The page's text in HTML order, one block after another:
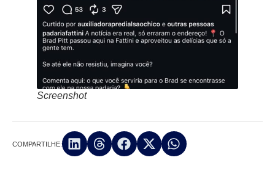
Screenshot
COMPARTILHE: